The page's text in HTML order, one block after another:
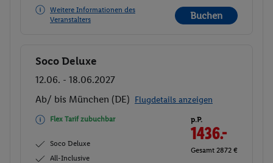
Weitere Informationen des
Veranstalters
Buchen
Buchen
Soco Deluxe
12.06. - 18.06.2027
Ab/ bis München (DE) Flugdetails anzeigen
Flex Tarif zubuchbar
Soco Deluxe
All-Inclusive
p.P.
1436.-
Gesamt 2872 €